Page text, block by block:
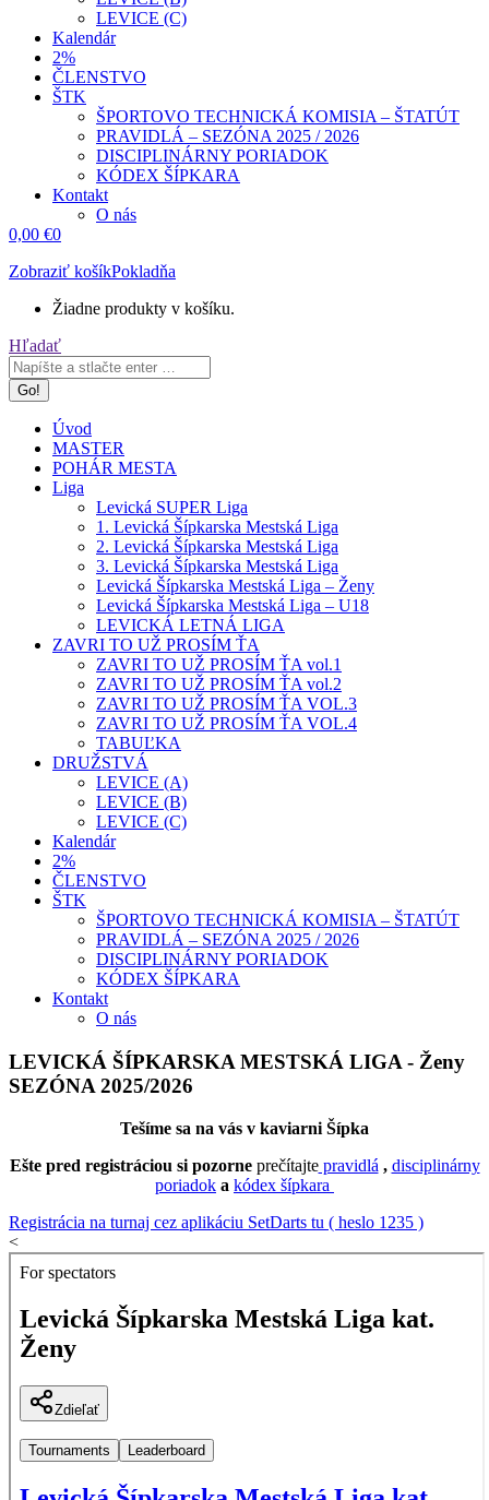
LEVICE (C)
Kalendár
2%
ČLENSTVO
ŠTK
ŠPORTOVO TECHNICKÁ KOMISIA – ŠTATÚT
PRAVIDLÁ – SEZÓNA 2025 / 2026
DISCIPLINÁRNY PORIADOK
KÓDEX ŠÍPKARA
Kontakt
O nás
0,00 €0
Zobraziť košíkPokladňa
Žiadne produkty v košíku.
Search:
Hľadať
Úvod
MASTER
POHÁR MESTA
Liga
Levická SUPER Liga
1. Levická Šípkarska Mestská Liga
2. Levická Šípkarska Mestská Liga
3. Levická Šípkarska Mestská Liga
Levická Šípkarska Mestská Liga – Ženy
Levická Šípkarska Mestská Liga – U18
LEVICKÁ LETNÁ LIGA
ZAVRI TO UŽ PROSÍM ŤA
ZAVRI TO UŽ PROSÍM ŤA vol.1
ZAVRI TO UŽ PROSÍM ŤA vol.2
ZAVRI TO UŽ PROSÍM ŤA VOL.3
ZAVRI TO UŽ PROSÍM ŤA VOL.4
TABUĽKA
DRUŽSTVÁ
LEVICE (A)
LEVICE (B)
LEVICE (C)
Kalendár
2%
ČLENSTVO
ŠTK
ŠPORTOVO TECHNICKÁ KOMISIA – ŠTATÚT
PRAVIDLÁ – SEZÓNA 2025 / 2026
DISCIPLINÁRNY PORIADOK
KÓDEX ŠÍPKARA
Kontakt
O nás
LEVICKÁ ŠÍPKARSKA MESTSKÁ LIGA - Ženy
SEZÓNA 2025/2026
Tešíme sa na vás v kaviarni Šípka
Ešte pred registráciou si pozorne prečítajtepravidlá , disciplinárny
poriadok a kódex šípkara
Registrácia na turnaj cez aplikáciu SetDarts tu ( heslo 1235 )
<